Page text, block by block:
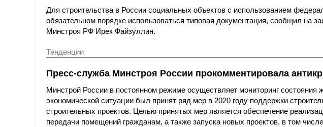
Для строительства в России социальных объектов с использованием
обязательном порядке использоваться типовая документация, сообщил на
Минстроя РФ Ирек Файзуллин.
Тенденции
Пресс-служба Минстроя России прокомментировала
Минстрой России в постоянном режиме осуществляет мониторинг
экономической ситуации был принят ряд мер в 2020 году поддержки
строительных проектов. Целью принятых мер является обеспечение
передачи помещений гражданам, а также запуска новых проектов, в том